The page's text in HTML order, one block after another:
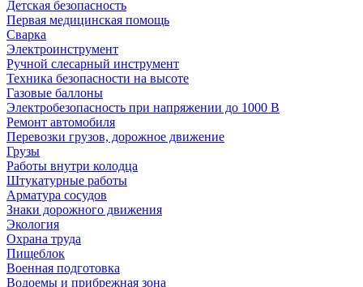
Детская безопасность
Первая медицинская помощь
Сварка
Электроинструмент
Ручной слесарный инструмент
Техника безопасности на высоте
Газовые баллоны
Электробезопасность при напряжении до 1000 В
Ремонт автомобиля
Перевозки грузов, дорожное движение
Грузы
Работы внутри колодца
Штукатурные работы
Арматура сосудов
Знаки дорожного движения
Экология
Охрана труда
Пищеблок
Военная подготовка
Водоемы и прибрежная зона